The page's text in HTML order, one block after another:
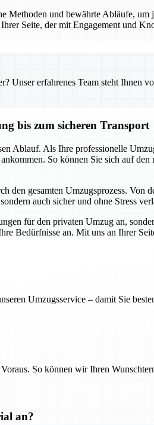
Methoden und bewährte Abläufe,
Seite, der mit Engagement und
Unser erfahrenes Team steht
bis zum sicheren Transport
Ablauf. Als Ihre professionelle
So können Sie sich auf
den gesamten Umzugsprozess.
auch sicher und ohne Stress
für den privaten Umzug an,
Bedürfnisse an. Mit uns an Ihrer
Umzugsservice – damit Sie
So können wir Ihren
an?